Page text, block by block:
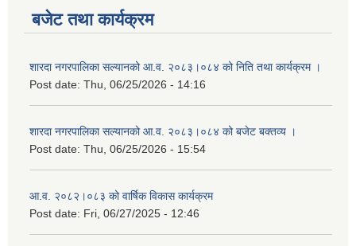
बजेट तथा कार्यक्रम
शारदा नगरपालिका सल्यानको आ.व. २०८३।०८४ को निति तथा कार्यक्रम ।
Post date: Thu, 06/25/2026 - 14:16
शारदा नगरपालिका सल्यानको आ.व. २०८३।०८४ को बजेट बक्तव्य ।
Post date: Thu, 06/25/2026 - 15:54
आ.व. २०८२।०८३ को वार्षिक विकास कार्यक्रम
Post date: Fri, 06/27/2025 - 12:46